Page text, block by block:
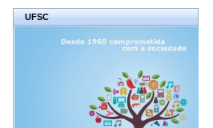
UFSC